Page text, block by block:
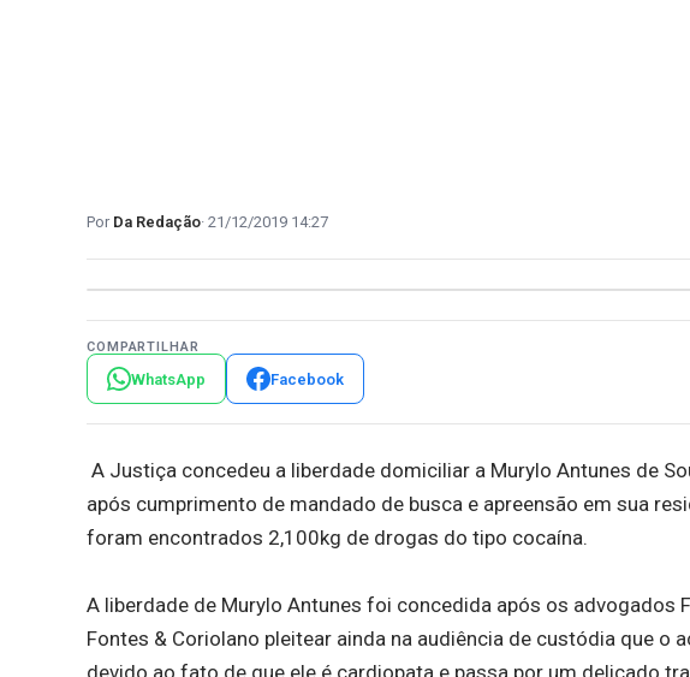
Da Redação 21/12/2019 14:27
COMPARTILHAR
WhatsApp Facebook
A Justiça concedeu a liberdade domiciliar a Murylo Antunes de
após cumprimento de mandado de busca e apreensão em sua
foram encontrados 2,100kg de drogas do tipo cocaína.
A liberdade de Murylo Antunes foi concedida após os advogados
Fontes & Coriolano pleitear ainda na audiência de custódia que o
devido ao fato de que ele é cardiopata e passa por um delicado